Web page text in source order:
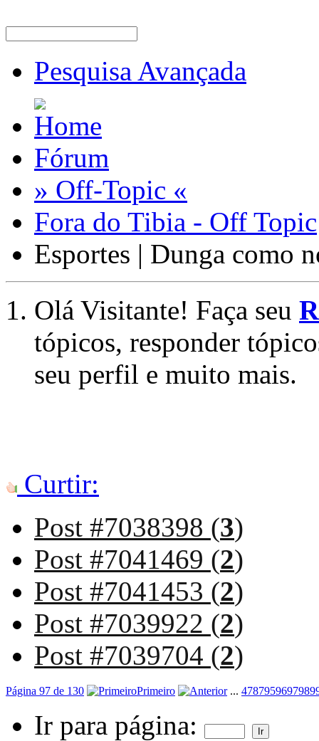
Pesquisa Avançada
Fórum
» Off-Topic «
Fora do Tibia - Off Topic
Esportes | Dunga como
Olá Visitante! Faça seu
tópicos, responder
seu perfil e muito mais.
Curtir:
Post #7038398 (3)
Post #7041469 (2)
Post #7041453 (2)
Post #7039922 (2)
Post #7039704 (2)
Página 97 de 130 Primeiro ... 478795969798
Ir para página: